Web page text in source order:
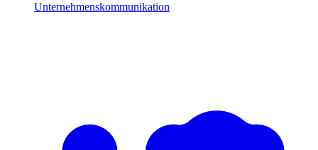
Unternehmenskommunikation